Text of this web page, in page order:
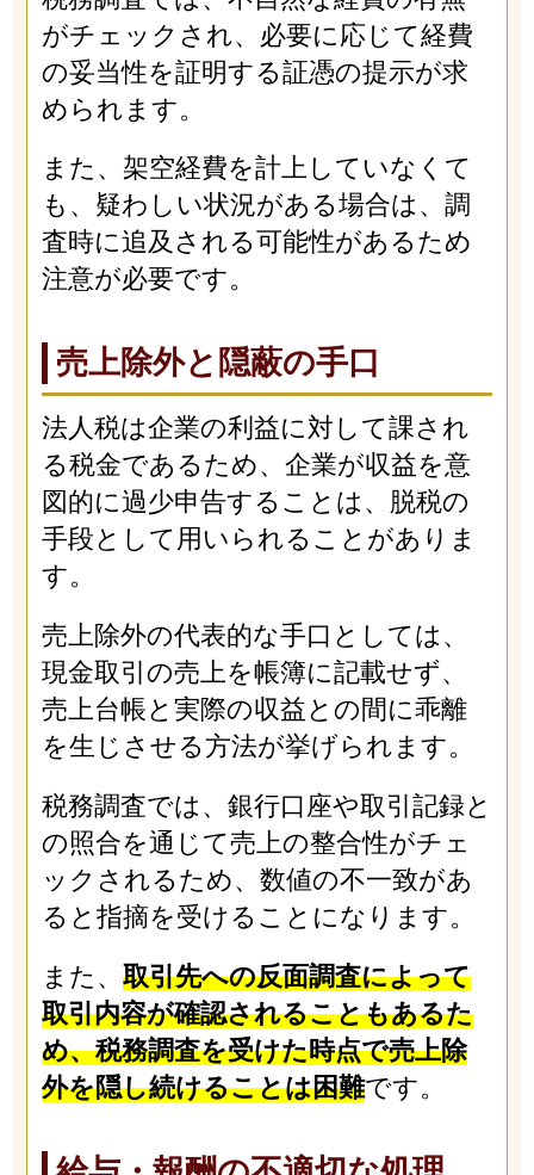
がチェックされ、必要に応じて経費
の妥当性を証明する証憑の提示が求
められます。
また、架空経費を計上していなくて
も、疑わしい状況がある場合は、調
査時に追及される可能性があるため
注意が必要です。
売上除外と隠蔽の手口
法人税は企業の利益に対して課され
る税金であるため、企業が収益を意
図的に過少申告することは、脱税の
手段として用いられることがありま
す。
売上除外の代表的な手口としては、
現金取引の売上を帳簿に記載せず、
売上台帳と実際の収益との間に乖離
を生じさせる方法が挙げられます。
税務調査では、銀行口座や取引記録と
の照合を通じて売上の整合性がチェ
ックされるため、数値の不一致があ
ると指摘を受けることになります。
また、 取引先への反面調査によって
取引内容が確認されることもあるた
め、税務調査を受けた時点で売上除
外を隠し続けることは困難です。